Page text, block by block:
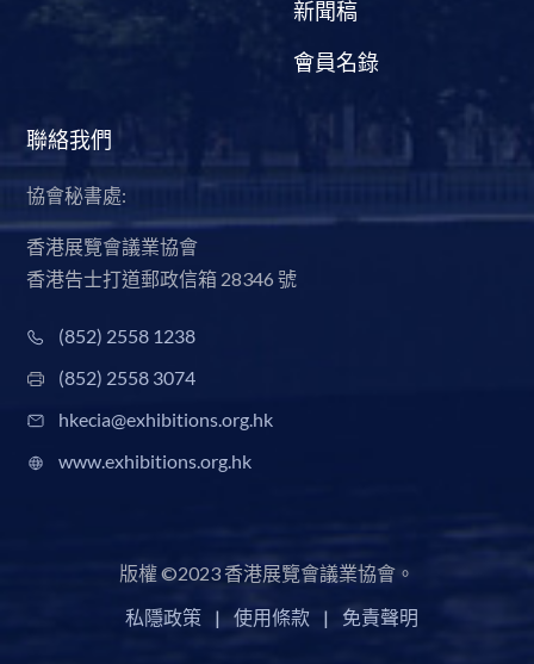
新聞稿
會員名錄
聯絡我們
協會秘書處:
香港展覽會議業協會
香港告士打道郵政信箱 28346 號
(852) 2558 1238
(852) 2558 3074
hkecia@exhibitions.org.hk
www.exhibitions.org.hk
版權 ©2023 香港展覽會議業協會。
私隱政策
| 使用條款 | 免責聲明